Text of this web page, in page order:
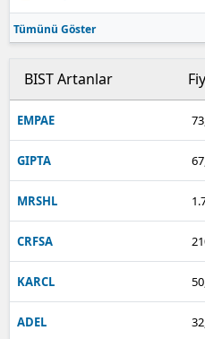
Tümünü Göster
BIST Artanlar
EMPAE
GIPTA
MRSHL
CRFSA
KARCL
ADEL